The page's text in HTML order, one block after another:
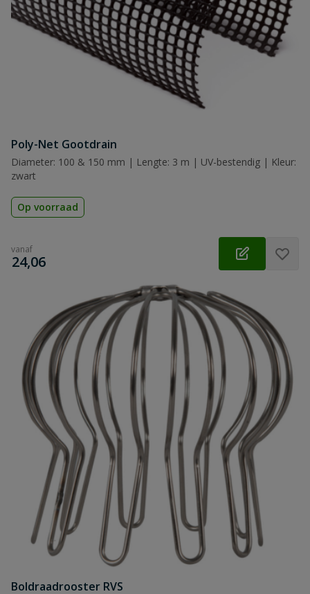
Poly-Net Gootdrain
Diameter: 100 & 150 mm | Lengte: 3 m | UV-bestendig | Kleur:
zwart
Op voorraad
vanaf
€
24,06
Boldraadrooster RVS